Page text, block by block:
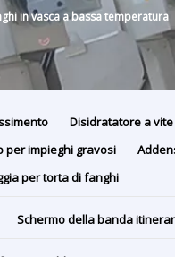
in vasca a bassa temperatura
Disidratatore a
per impieghi gravosi
per torta di fanghi
Schermo della banda